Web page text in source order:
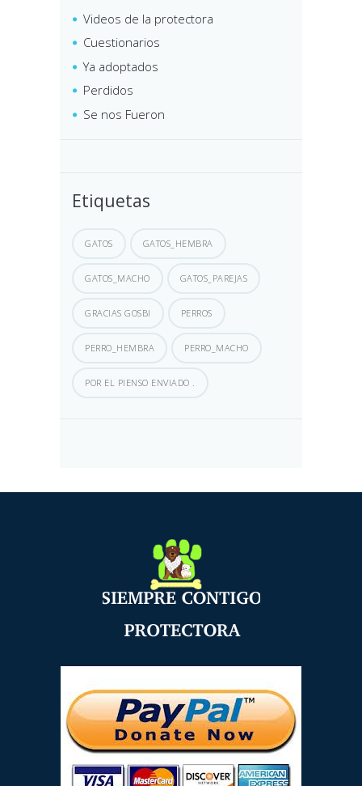
Videos de la protectora
Cuestionarios
Ya adoptados
Perdidos
Se nos Fueron
Etiquetas
GATOS GATOS_HEMBRA
GATOS_MACHO GATOS_PAREJAS
GRACIAS GOSBI PERROS
PERRO_HEMBRA PERRO_MACHO
POR EL PIENSO ENVIADO .